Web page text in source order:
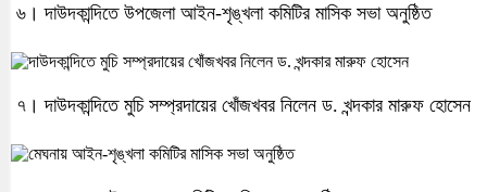
৬। দাউদকান্দিতে উপজেলা আইন-শৃঙ্খলা কমিটির মাসিক সভা অনুষ্ঠিত
৭। দাউদকান্দিতে মুচি সম্প্রদায়ের খোঁজখবর নিলেন ড. খন্দকার মারুফ হোসেন